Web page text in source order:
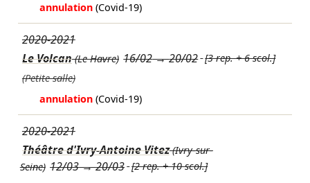
annulation (Covid-19)
2020-2021
Le Volcan(Le Havre) 16/02→20/02 [3 rep. + 6 scol.]
(Petite salle)
annulation (Covid-19)
2020-2021
Théâtre d'Ivry-Antoine Vitez(Ivry-sur-
Seine) 12/03→20/03 [2 rep. + 10 scol.]